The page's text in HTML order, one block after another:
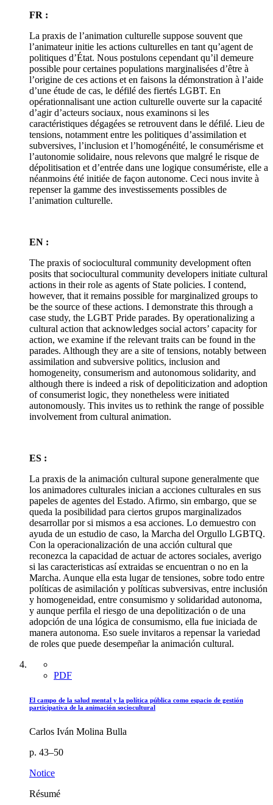
FR :
La praxis de l’animation culturelle suppose souvent que
l’animateur initie les actions culturelles en tant qu’agent de
politiques d’État. Nous postulons cependant qu’il demeure
possible pour certaines populations marginalisées d’être à
l’origine de ces actions et en faisons la démonstration à l’aide
d’une étude de cas, le défilé des fiertés LGBT. En
opérationnalisant une action culturelle ouverte sur la capacité
d’agir d’acteurs sociaux, nous examinons si les
caractéristiques dégagées se retrouvent dans le défilé. Lieu de
tensions, notamment entre les politiques d’assimilation et
subversives, l’inclusion et l’homogénéité, le consumérisme et
l’autonomie solidaire, nous relevons que malgré le risque de
dépolitisation et d’entrée dans une logique consumériste, elle a
néanmoins été initiée de façon autonome. Ceci nous invite à
repenser la gamme des investissements possibles de
l’animation culturelle.
EN :
The praxis of sociocultural community development often
posits that sociocultural community developers initiate cultural
actions in their role as agents of State policies. I contend,
however, that it remains possible for marginalized groups to
be the source of these actions. I demonstrate this through a
case study, the LGBT Pride parades. By operationalizing a
cultural action that acknowledges social actors’ capacity for
action, we examine if the relevant traits can be found in the
parades. Although they are a site of tensions, notably between
assimilation and subversive politics, inclusion and
homogeneity, consumerism and autonomous solidarity, and
although there is indeed a risk of depoliticization and adoption
of consumerist logic, they nonetheless were initiated
autonomously. This invites us to rethink the range of possible
involvement from cultural animation.
ES :
La praxis de la animación cultural supone generalmente que
los animadores culturales inician a acciones culturales en sus
papeles de agentes del Estado. Afirmo, sin embargo, que se
queda la posibilidad para ciertos grupos marginalizados
desarrollar por si mismos a esa acciones. Lo demuestro con
ayuda de un estudio de caso, la Marcha del Orgullo LGBTQ.
Con la operacionalización de una acción cultural que
reconezca la capacidad de actuar de actores sociales, averigo
si las caracteristicas así extraidas se encuentran o no en la
Marcha. Aunque ella esta lugar de tensiones, sobre todo entre
políticas de asimilación y políticas subversivas, entre inclusión
y homogeneidad, entre consumismo y solidaridad autonoma,
y aunque perfila el riesgo de una depolitización o de una
adopción de una lógica de consumismo, ella fue iniciada de
manera autonoma. Eso suele invitaros a repensar la variedad
de roles que puede desempeñar la animación cultural.
PDF
El campo de la salud mental y la política pública como espacio de gestión
participativa de la animación sociocultural
Carlos Iván Molina Bulla
p. 43–50
Notice
Résumé